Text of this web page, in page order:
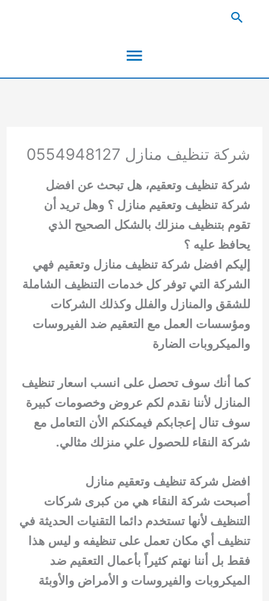
القائمة
البحث
شركة تنظيف منازل 0554948127
شركة تنظيف وتعقيم، هل تبحث عن افضل
شركة تنظيف وتعقيم منازل ؟ وهل تريد أن
تقوم بتنظيف منزلك بالشكل الصحيح الذي
يحافظ عليه ؟
إليكم افضل شركة تنظيف منازل وتعقيم فهي
الشركة التي توفر كل خدمات التنظيف الشاملة
للشقق والمنازل والفلل وكذلك الشركات
ومؤسسات العمل مع التعقيم ضد الفيروسات
والميكروبات الضارة
كما أنك سوف تحصل على انسب اسعار تنظيف
المنازل لأننا نقدم لكم عروض وخصومات كبيرة
سوف تنال إعجابكم فيمكنكم الأن التعامل مع
شركة النقاء للحصول علي منزلك مثالي.
افضل شركة تنظيف وتعقيم منازل
أصبحت شركة النقاء هي من كبرى شركات
التنظيف لأنها تستخدم دائما التقنيات الحديثة في
تنظيف أي مكان تعمل على تنظيفه و ليس هذا
فقط بل أننا نهتم كثيراً بأعمال التعقيم ضد
الميكروبات والفيروسات و الأمراض والأوبئة